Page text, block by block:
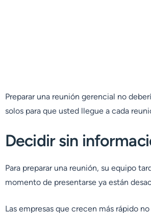
Preparar una reunión gerencial no
solos para que usted llegue a cada
Decidir sin
Para preparar una reunión, su equipo
momento de presentarse ya están
Las empresas que crecen más rápido